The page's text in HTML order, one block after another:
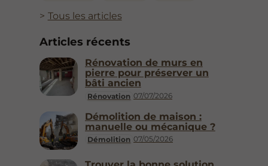
Tous les articles
Articles récents
Rénovation 07/07/2026
Rénovation de murs en
pierre pour préserver un
bâti ancien
Démolition 07/05/2026
Démolition de maison :
manuelle ou mécanique ?